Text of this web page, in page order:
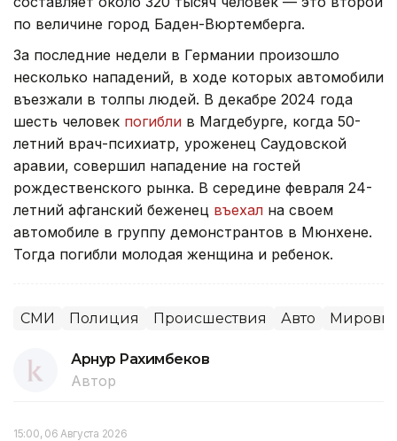
по величине город Баден-Вюртемберга.
За последние недели в Германии произошло
несколько нападений, в ходе которых автомобили
въезжали в толпы людей. В декабре 2024 года
шесть человек погибли в Магдебурге, когда 50-
летний врач-психиатр, уроженец Саудовской
аравии, совершил нападение на гостей
рождественского рынка. В середине февраля 24-
летний афганский беженец въехал на своем
автомобиле в группу демонстрантов в Мюнхене.
Тогда погибли молодая женщина и ребенок.
СМИ Полиция Происшествия Авто
Арнур Рахимбеков
Автор
15:00, 06 Августа 2026